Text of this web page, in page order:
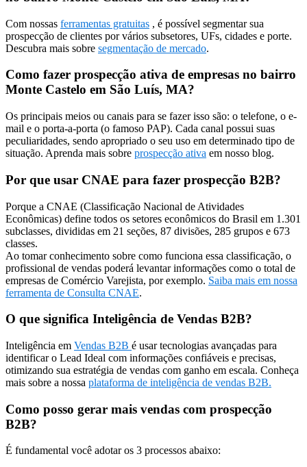
Com nossas ferramentas gratuitas , é possível segmentar sua
prospecção de clientes por vários subsetores, UFs, cidades e porte.
Descubra mais sobre segmentação de mercado.
Como fazer prospecção ativa de empresas no bairro
Monte Castelo em São Luís, MA?
Os principais meios ou canais para se fazer isso são: o telefone, o e-
mail e o porta-a-porta (o famoso PAP). Cada canal possui suas
peculiaridades, sendo apropriado o seu uso em determinado tipo de
situação. Aprenda mais sobre prospecção ativa em nosso blog.
Por que usar CNAE para fazer prospecção B2B?
Porque a CNAE (Classificação Nacional de Atividades
Econômicas) define todos os setores econômicos do Brasil em 1.301
subclasses, divididas em 21 seções, 87 divisões, 285 grupos e 673
classes.
Ao tomar conhecimento sobre como funciona essa classificação, o
profissional de vendas poderá levantar informações como o total de
empresas de Comércio Varejista, por exemplo. Saiba mais em nossa
ferramenta de Consulta CNAE.
O que significa Inteligência de Vendas B2B?
Inteligência em Vendas B2B é usar tecnologias avançadas para
identificar o Lead Ideal com informações confiáveis e precisas,
otimizando sua estratégia de vendas com ganho em escala. Conheça
mais sobre a nossa plataforma de inteligência de vendas B2B.
Como posso gerar mais vendas com prospecção
B2B?
É fundamental você adotar os 3 processos abaixo: